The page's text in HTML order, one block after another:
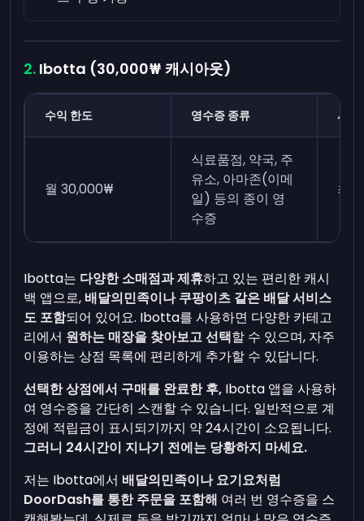
Ibotta (30,000₩ 캐시아웃)
수익 한도 영수증 종류 시간
월 30,000₩
식료품점, 약국, 주
유소, 아마존(이메
일) 등의 종이 영
수증
최
Ibotta는 다양한 소매점과 제휴하고 있는 편리한 캐시
백 앱으로, 배달의민족이나 쿠팡이츠 같은 배달 서비스
도 포함되어 있어요. Ibotta를 사용하면 다양한 카테고
리에서 원하는 매장을 찾아보고 선택할 수 있으며, 자주
이용하는 상점 목록에 편리하게 추가할 수 있답니다.
선택한 상점에서 구매를 완료한 후, Ibotta 앱을 사용하
여 영수증을 간단히 스캔할 수 있습니다. 일반적으로 계
정에 적립금이 표시되기까지 약 24시간이 소요됩니다.
그러니 24시간이 지나기 전에는 당황하지 마세요.
저는 Ibotta에서 배달의민족이나 요기요처럼
DoorDash를 통한 주문을 포함해 여러 번 영수증을 스